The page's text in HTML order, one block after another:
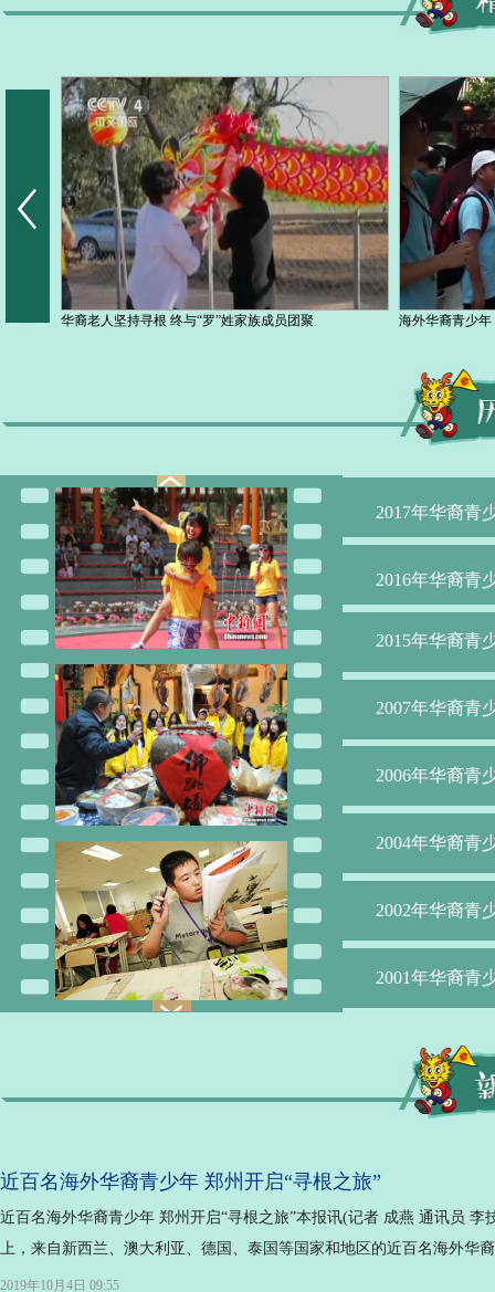
华裔老人坚持寻根 终与“罗”姓家族成员团聚 海外华裔青少
千名菲律宾华裔学生福建寻根 侨领陈永栽现场授旗倍感
欣慰
荷兰夫妇携中
2017年华裔青
2016年华裔青
2015年华裔青
2007年华裔青
2006年华裔青
2004年华裔青
2002年华裔青
2001年华裔青
近百名海外华裔青少年 郑州开启“寻根之旅”
近百名海外华裔青少年 郑州开启“寻根之旅”本报讯(记者 成燕 通讯员
上，来自新西兰、澳大利亚、德国、泰国等国家和地区的近百名海外华
2019年10月4日 09:55